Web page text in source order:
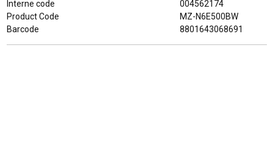
Interne code
004562174
Product Code
MZ-N6E500BW
Barcode
8801643068691